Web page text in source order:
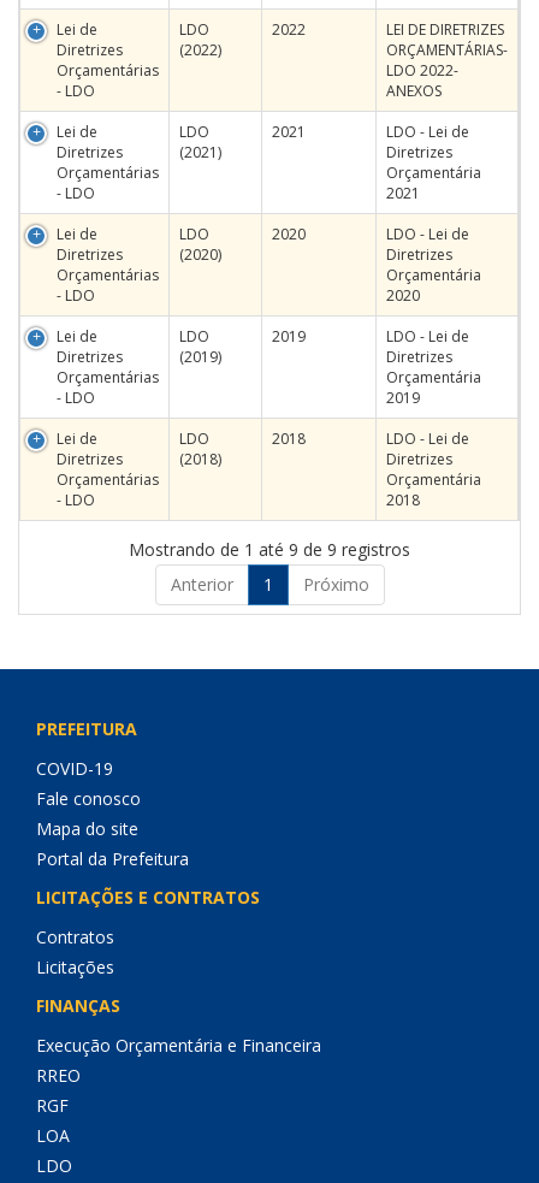
Lei de
Diretrizes
Orçamentárias
- LDO
LDO
(2022)
2022
LEI DE DIRETRIZES
ORÇAMENTÁRIAS-
LDO 2022-
ANEXOS
Lei de
Diretrizes
Orçamentárias
- LDO
LDO
(2021)
2021
LDO - Lei de
Diretrizes
Orçamentária
2021
Lei de
Diretrizes
Orçamentárias
- LDO
LDO
(2020)
2020
LDO - Lei de
Diretrizes
Orçamentária
2020
Lei de
Diretrizes
Orçamentárias
- LDO
LDO
(2019)
2019
LDO - Lei de
Diretrizes
Orçamentária
2019
Lei de
Diretrizes
Orçamentárias
- LDO
LDO
(2018)
2018
LDO - Lei de
Diretrizes
Orçamentária
2018
Mostrando de 1 até 9 de 9 registros
Anterior
1 Próximo
PREFEITURA
COVID-19
Fale conosco
Mapa do site
Portal da Prefeitura
LICITAÇÕES E CONTRATOS
Contratos
Licitações
FINANÇAS
Execução Orçamentária e Financeira
RREO
RGF
LOA
LDO